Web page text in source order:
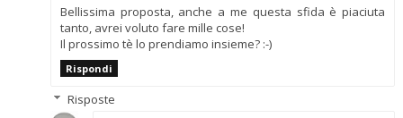
Bellissima proposta, anche a me questa sfida è piaciuta
tanto, avrei voluto fare mille cose!
Il prossimo tè lo prendiamo insieme? :-)
Rispondi
Risposte